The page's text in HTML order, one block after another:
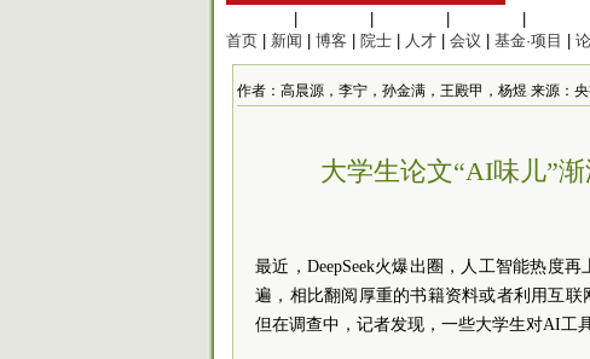
首页
新闻 博客 院士 人才 会议 基金·项目
作者：高晨源，李宁，孙金满，王殿甲，杨煜 来源：
大学生论文“AI味儿”
最近，DeepSeek火爆出圈，人工智能热度
遍，相比翻阅厚重的书籍资料或者利用互联
但在调查中，记者发现，一些大学生对AI工